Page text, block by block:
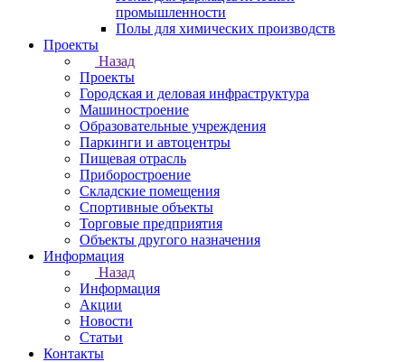
промышленности
Полы для химических производств
Проекты
Назад
Проекты
Городская и деловая инфраструктура
Машиностроение
Образовательные учреждения
Паркинги и автоцентры
Пищевая отрасль
Приборостроение
Складские помещения
Спортивные объекты
Торговые предприятия
Объекты другого назначения
Информация
Назад
Информация
Акции
Новости
Статьи
Контакты